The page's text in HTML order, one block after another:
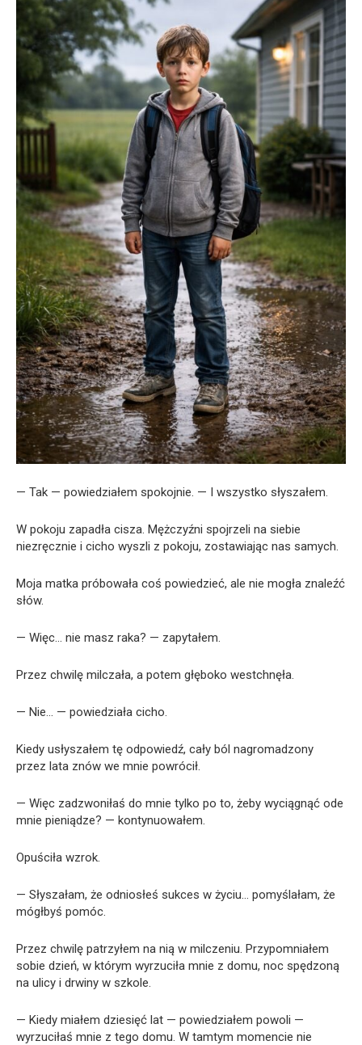
— Tak — powiedziałem spokojnie. — I wszystko słyszałem.
W pokoju zapadła cisza. Mężczyźni spojrzeli na siebie
niezręcznie i cicho wyszli z pokoju, zostawiając nas samych.
Moja matka próbowała coś powiedzieć, ale nie mogła znaleźć
słów.
— Więc… nie masz raka? — zapytałem.
Przez chwilę milczała, a potem głęboko westchnęła.
— Nie… — powiedziała cicho.
Kiedy usłyszałem tę odpowiedź, cały ból nagromadzony
przez lata znów we mnie powrócił.
— Więc zadzwoniłaś do mnie tylko po to, żeby wyciągnąć ode
mnie pieniądze? — kontynuowałem.
Opuściła wzrok.
— Słyszałam, że odniosłeś sukces w życiu… pomyślałam, że
mógłbyś pomóc.
Przez chwilę patrzyłem na nią w milczeniu. Przypomniałem
sobie dzień, w którym wyrzuciła mnie z domu, noc spędzoną
na ulicy i drwiny w szkole.
— Kiedy miałem dziesięć lat — powiedziałem powoli —
wyrzuciłaś mnie z tego domu. W tamtym momencie nie